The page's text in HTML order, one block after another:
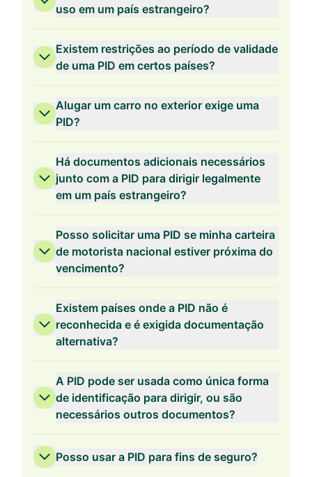
uso em um país estrangeiro?
Existem restrições ao período de validade
de uma PID em certos países?
Alugar um carro no exterior exige uma
PID?
Há documentos adicionais necessários
junto com a PID para dirigir legalmente
em um país estrangeiro?
Posso solicitar uma PID se minha carteira
de motorista nacional estiver próxima do
vencimento?
Existem países onde a PID não é
reconhecida e é exigida documentação
alternativa?
A PID pode ser usada como única forma
de identificação para dirigir, ou são
necessários outros documentos?
Posso usar a PID para fins de seguro?